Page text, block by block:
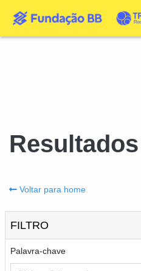
Voltar para home
FILTRO
Palavra-chave